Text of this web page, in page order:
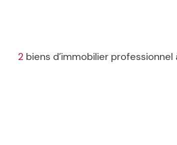
2 biens d’immobilier professionnel